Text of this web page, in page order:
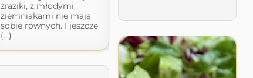
zraziki, z młodymi
ziemniakami nie mają
sobie równych. I jeszcze
(...)